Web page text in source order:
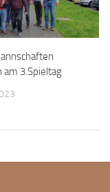
am 3.Spieltag